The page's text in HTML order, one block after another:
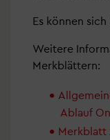
Es können
Weitere
Merkblättern:
Ablauf
Merkblatt